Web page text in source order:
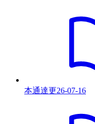
本通達更26-07-16